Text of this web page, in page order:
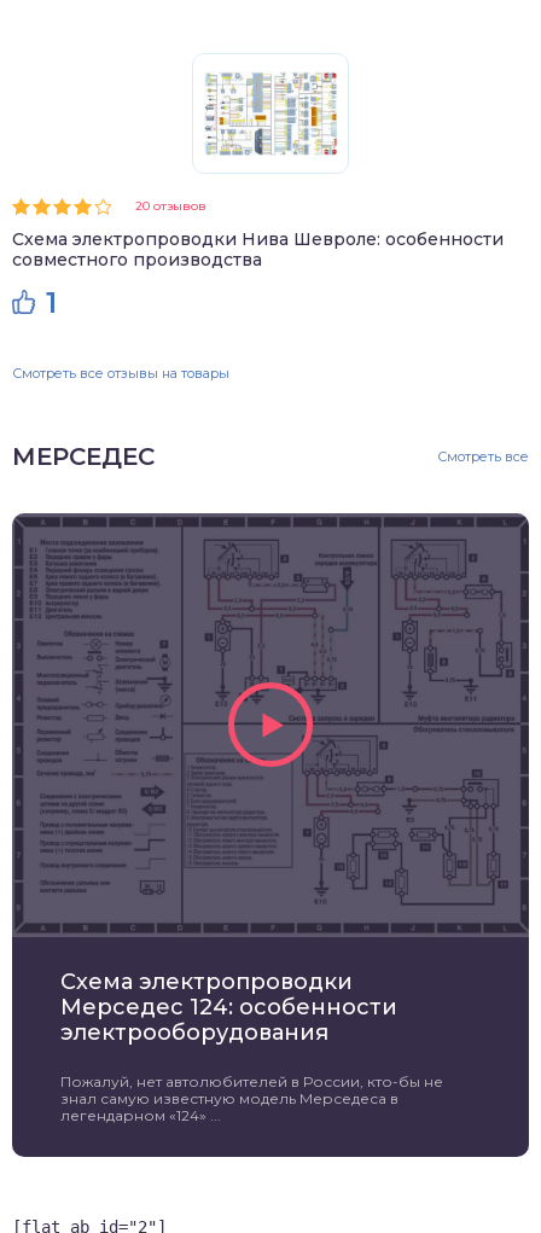
20 отзывов
Схема электропроводки Нива Шевроле: особенности
совместного производства
1
Смотреть все отзывы на товары
МЕРСЕДЕС Смотреть все
Схема электропроводки
Мерседес 124: особенности
электрооборудования
Пожалуй, нет автолюбителей в России, кто-бы не
знал самую известную модель Мерседеса в
легендарном «124» ...
[flat_ab id="2"]